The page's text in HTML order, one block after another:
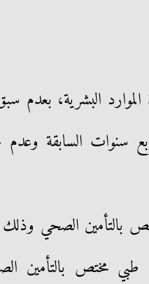
الموارد البشرية، بعدم
سنوات السابقة
بالتأمين الصحي وذلك
مختص بالتأمين